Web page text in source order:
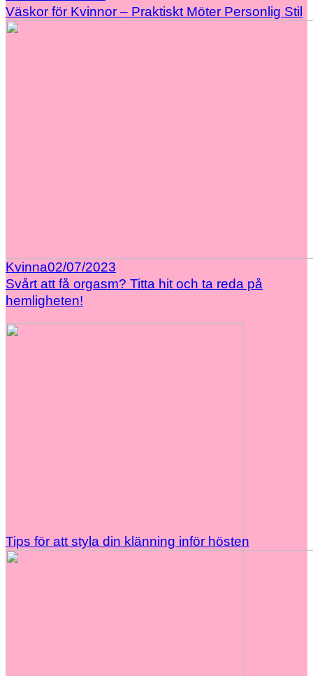
Väskor för Kvinnor – Praktiskt Möter Personlig Stil
Kvinna02/07/2023
Svårt att få orgasm? Titta hit och ta reda på
hemligheten!
Tips för att styla din klänning inför hösten